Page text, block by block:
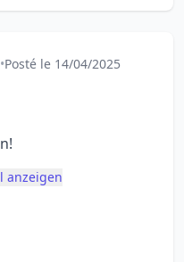
•Posté le 14/04/2025
anzeigen